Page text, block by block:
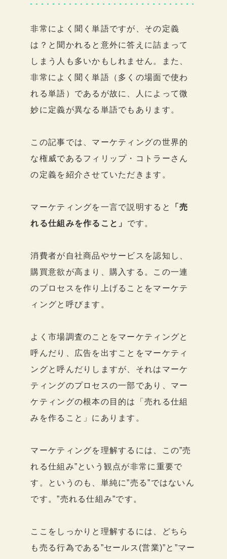
非常によく聞く単語ですが、その定義
は？と聞かれると意外に答えに詰まって
しまう人も多いかもしれません。また、
非常によく聞く単語（多くの場面で使わ
れる単語）であるが故に、人によって微
妙に定義が異なる単語でもあります。
この記事では、マーケティングの世界的
な権威であるフィリップ・コトラーさん
の定義を紹介させていただきます。
マーケティングを一言で説明すると
「売
れる仕組みを作ること」 です。
消費者が自社商品やサービスを認知し、
購買意欲が高まり、購入する。この一連
のプロセスを作り上げることをマーケテ
ィングと呼びます。
よく市場調査のことをマーケティングと
呼んだり、広告を出すことをマーケティ
ングと呼んだりしますが、それはマーケ
ティングのプロセスの一部であり、マー
ケティングの根本の目的は「売れる仕組
みを作ること」にあります。
マーケティングを理解するには、この”売
れる仕組み”という観点が非常に重要で
す。というのも、単純に”売る”ではないん
です。”売れる仕組み”です。
ここをしっかりと理解するには、どちら
も売る行為である”セールス(営業)”と”マー